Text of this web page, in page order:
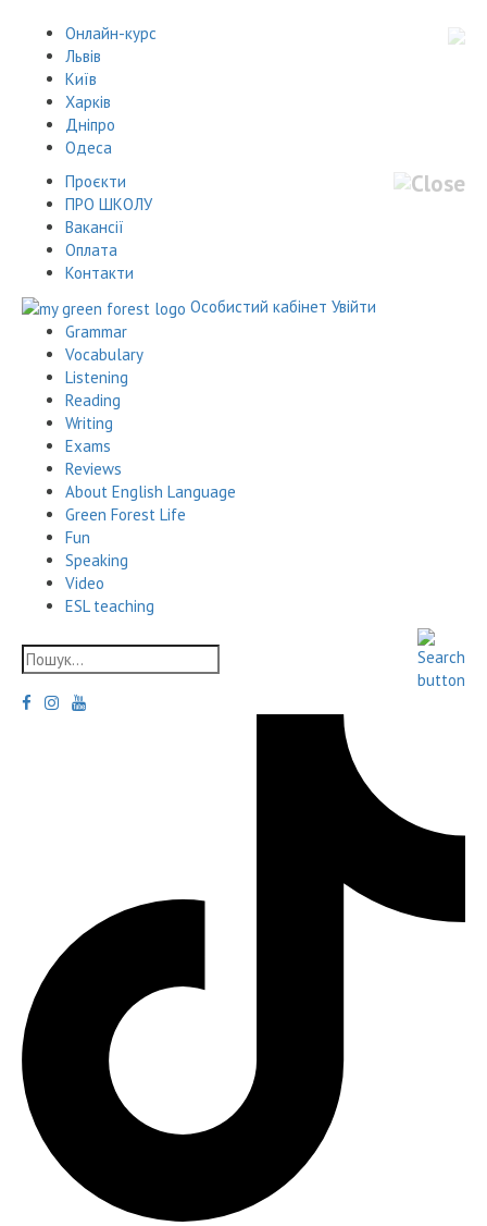
Онлайн-курс
Львів
Київ
Харків
Дніпро
Одеса
Проєкти
ПРО ШКОЛУ
Вакансії
Оплата
Контакти
Особистий кабінет Увійти
Grammar
Vocabulary
Listening
Reading
Writing
Exams
Reviews
About English Language
Green Forest Life
Fun
Speaking
Video
ESL teaching